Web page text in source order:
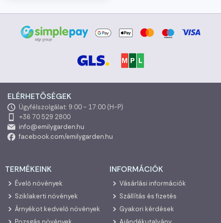
ELÉRHETŐSÉGEK
Ügyfélszolgálat: 9:00 - 17:00 (H-P)
+36 70 529 2800
info@emilygarden.hu
facebook.com/emilygarden.hu
TERMÉKEINK
Évelő növények
Sziklakerti növények
Árnyékot kedvelő növények
INFORMÁCIÓK
Vásárlási információk
Szállítás és fizetés
Gyakori kérdések